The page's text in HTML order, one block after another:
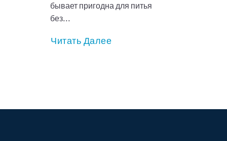
бывает пригодна для питья
без...
Читать Далее